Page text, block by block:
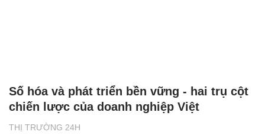
THỊ TRƯỜNG 24H
Số hóa và phát triển bền vững - hai trụ cột
chiến lược của doanh nghiệp Việt